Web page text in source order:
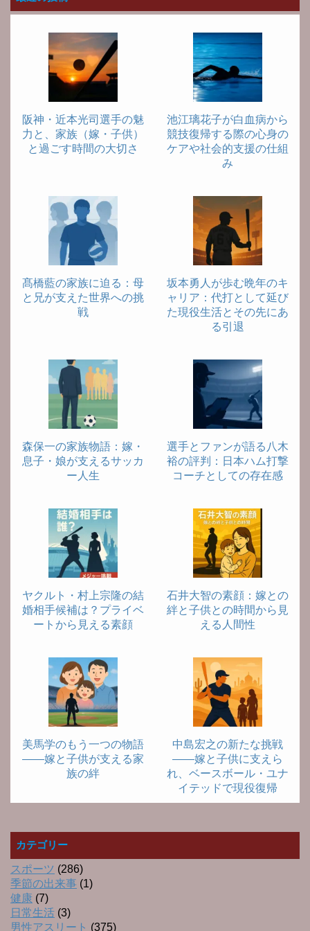
阪神・近本光司選手の魅
力と、家族（嫁・子供）
と過ごす時間の大切さ
池江璃花子が白血病から
競技復帰する際の心身の
ケアや社会的支援の仕組
み
髙橋藍の家族に迫る：母
と兄が支えた世界への挑
戦
坂本勇人が歩む晩年のキ
ャリア：代打として延び
た現役生活とその先にあ
る引退
森保一の家族物語：嫁・
息子・娘が支えるサッカ
ー人生
選手とファンが語る八木
裕の評判：日本ハム打撃
コーチとしての存在感
ヤクルト・村上宗隆の結
婚相手候補は？プライベ
ートから見える素顔
石井大智の素顔：嫁との
絆と子供との時間から見
える人間性
美馬学のもう一つの物語
――嫁と子供が支える家
族の絆
中島宏之の新たな挑戦
――嫁と子供に支えら
れ、ベースボール・ユナ
イテッドで現役復帰
カテゴリー
スポーツ (286)
季節の出来事 (1)
健康 (7)
日常生活 (3)
男性アスリート (375)